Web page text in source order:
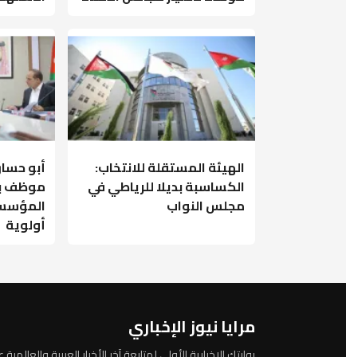
الهيئة المستقلة للانتخاب:
الكساسبة بديلا للرياطي في
مجلس النواب
أبو
موظف
أولوية
مرايا نيوز الإخباري